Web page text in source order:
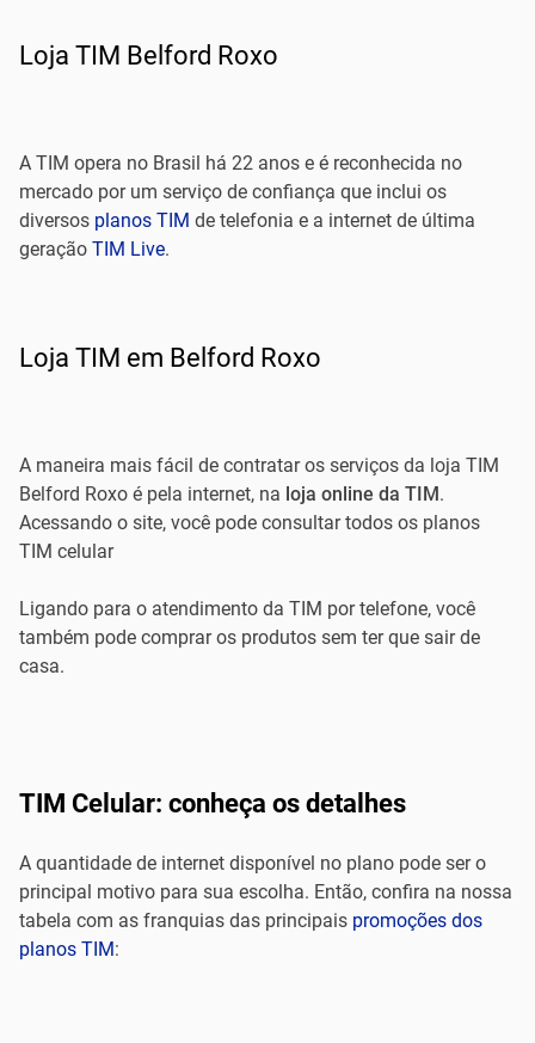
Loja TIM Belford Roxo
A TIM opera no Brasil há 22 anos e é reconhecida no
mercado por um serviço de confiança que inclui os
diversos planos TIM de telefonia e a internet de última
geração TIM Live.
Loja TIM em Belford Roxo
A maneira mais fácil de contratar os serviços da loja TIM
Belford Roxo é pela internet, na loja online da TIM.
Acessando o site, você pode consultar todos os planos
TIM celular
Ligando para o atendimento da TIM por telefone, você
também pode comprar os produtos sem ter que sair de
casa.
TIM Celular: conheça os detalhes
A quantidade de internet disponível no plano pode ser o
principal motivo para sua escolha. Então, confira na nossa
tabela com as franquias das principais promoções dos
planos TIM: